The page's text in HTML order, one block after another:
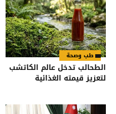
طب وصحة
الطحالب تدخل عالم الكاتشب
لتعزيز قيمته الغذائية